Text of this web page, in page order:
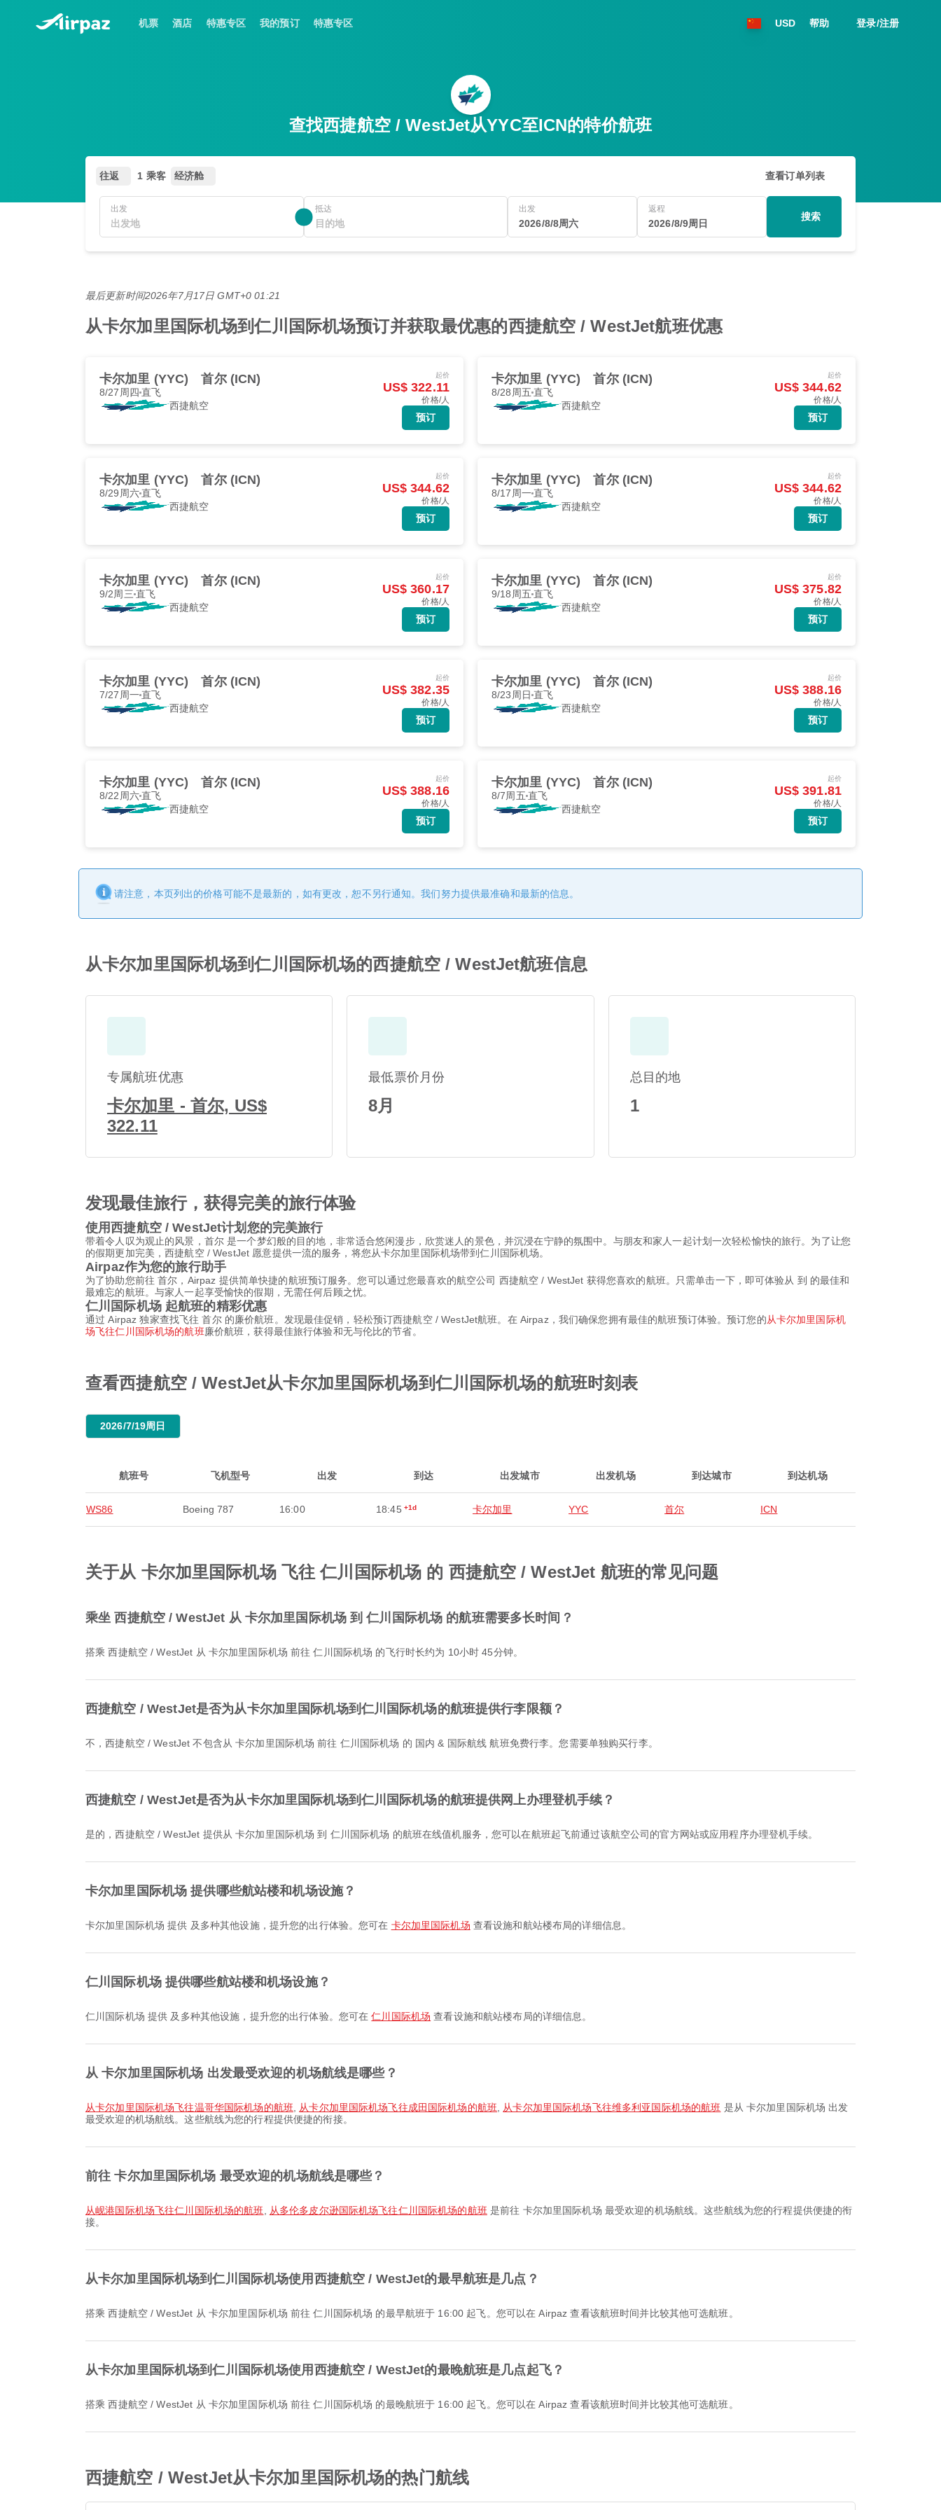
机票 酒店 特惠专区 我的预订 特惠专区 USD 帮助 登录/注册
查找西捷航空 / WestJet从YYC至ICN的特价航班
往返 1 乘客 经济舱 查看订单列表
出发 抵达 出发
2026/8/8周六
返程
2026/8/9周日
搜索
最后更新时间2026年7月17日 GMT+0 01:21
从卡尔加里国际机场到仁川国际机场预订并获取最优惠的西捷航空 / WestJet航班优惠
卡尔加里 (YYC) 首尔 (ICN)
8/27周四 直飞
西捷航空
起价
US$ 322.11
价格/人
预订
卡尔加里 (YYC) 首尔 (ICN)
8/28周五 直飞
西捷航空
起价
US$ 344.62
价格/人
预订
卡尔加里 (YYC) 首尔 (ICN)
8/29周六直飞
西捷航空
起价
US$ 344.62
价格/人
预订
卡尔加里 (YYC) 首尔 (ICN)
8/17周一直飞
西捷航空
起价
US$ 344.62
价格/人
预订
卡尔加里 (YYC) 首尔 (ICN)
9/2周三 直飞
西捷航空
起价
US$ 360.17
价格/人
预订
卡尔加里 (YYC) 首尔 (ICN)
9/18周五 直飞
西捷航空
起价
US$ 375.82
价格/人
预订
卡尔加里 (YYC) 首尔 (ICN)
7/27周一直飞
西捷航空
起价
US$ 382.35
价格/人
预订
卡尔加里 (YYC) 首尔 (ICN)
8/23周日 直飞
西捷航空
起价
US$ 388.16
价格/人
预订
卡尔加里 (YYC) 首尔 (ICN)
8/22周六直飞
西捷航空
起价
US$ 388.16
价格/人
预订
卡尔加里 (YYC) 首尔 (ICN)
8/7周五 直飞
西捷航空
起价
US$ 391.81
价格/人
预订
请注意，本页列出的价格可能不是最新的，如有更改，恕不另行通知。我们努力提供最准确和最新的信息。
从卡尔加里国际机场到仁川国际机场的西捷航空 / WestJet航班信息
专属航班优惠
卡尔加里 - 首尔, US$
322.11
最低票价月份
8月
总目的地
1
发现最佳旅行，获得完美的旅行体验
使用西捷航空 / WestJet计划您的完美旅行
带着令人叹为观止的风景，首尔 是一个梦幻般的目的地，非常适合悠闲漫步，欣赏迷人的景色，并沉浸在宁静的氛围中。与朋友和家人一起计划一次轻松愉快的旅行。为了让您
的假期更加完美，西捷航空 / WestJet 愿意提供一流的服务，将您从卡尔加里国际机场带到仁川国际机场。
Airpaz作为您的旅行助手
为了协助您前往 首尔，Airpaz 提供简单快捷的航班预订服务。您可以通过您最喜欢的航空公司 西捷航空 / WestJet 获得您喜欢的航班。只需单击一下，即可体验从 到 的最佳和
最难忘的航班。与家人一起享受愉快的假期，无需任何后顾之忧。
仁川国际机场 起航班的精彩优惠
通过 Airpaz 独家查找飞往 首尔 的廉价航班。发现最佳促销，轻松预订西捷航空 / WestJet航班。在 Airpaz，我们确保您拥有最佳的航班预订体验。预订您的从卡尔加里国际机
场飞往仁川国际机场的航班廉价航班，获得最佳旅行体验和无与伦比的节省。
查看西捷航空 / WestJet从卡尔加里国际机场到仁川国际机场的航班时刻表
2026/7/19周日
航班号 飞机型号 出发 到达 出发城市 出发机场 到达城市 到达机场
WS86 Boeing 787 16:00 18:45 +1d 卡尔加里 YYC 首尔 ICN
关于从 卡尔加里国际机场 飞往 仁川国际机场 的 西捷航空 / WestJet 航班的常见问题
乘坐 西捷航空 / WestJet 从 卡尔加里国际机场 到 仁川国际机场 的航班需要多长时间？
搭乘 西捷航空 / WestJet 从 卡尔加里国际机场 前往 仁川国际机场 的飞行时长约为 10小时 45分钟。
西捷航空 / WestJet是否为从卡尔加里国际机场到仁川国际机场的航班提供行李限额？
不，西捷航空 / WestJet 不包含从 卡尔加里国际机场 前往 仁川国际机场 的 国内 & 国际航线 航班免费行李。您需要单独购买行李。
西捷航空 / WestJet是否为从卡尔加里国际机场到仁川国际机场的航班提供网上办理登机手续？
是的，西捷航空 / WestJet 提供从 卡尔加里国际机场 到 仁川国际机场 的航班在线值机服务，您可以在航班起飞前通过该航空公司的官方网站或应用程序办理登机手续。
卡尔加里国际机场 提供哪些航站楼和机场设施？
卡尔加里国际机场 提供 及多种其他设施，提升您的出行体验。您可在 卡尔加里国际机场 查看设施和航站楼布局的详细信息。
仁川国际机场 提供哪些航站楼和机场设施？
仁川国际机场 提供 及多种其他设施，提升您的出行体验。您可在仁川国际机场 查看设施和航站楼布局的详细信息。
从 卡尔加里国际机场 出发最受欢迎的机场航线是哪些？
从卡尔加里国际机场飞往温哥华国际机场的航班 从卡尔加里国际机场飞往成田国际机场的航班 从卡尔加里国际机场飞往维多利亚国际机场的航班 是从 卡尔加里国际机场 出发
最受欢迎的机场航线。这些航线为您的行程提供便捷的衔接。
前往 卡尔加里国际机场 最受欢迎的机场航线是哪些？
从岘港国际机场飞往仁川国际机场的航班 从多伦多皮尔逊国际机场飞往仁川国际机场的航班 是前往 卡尔加里国际机场 最受欢迎的机场航线。这些航线为您的行程提供便捷的衔
接。
从卡尔加里国际机场到仁川国际机场使用西捷航空 / WestJet的最早航班是几点？
搭乘 西捷航空 / WestJet 从 卡尔加里国际机场 前往 仁川国际机场 的最早航班于 16:00 起飞。您可以在 Airpaz 查看该航班时间并比较其他可选航班。
从卡尔加里国际机场到仁川国际机场使用西捷航空 / WestJet的最晚航班是几点起飞？
搭乘 西捷航空 / WestJet 从 卡尔加里国际机场 前往 仁川国际机场 的最晚航班于 16:00 起飞。您可以在 Airpaz 查看该航班时间并比较其他可选航班。
西捷航空 / WestJet从卡尔加里国际机场的热门航线